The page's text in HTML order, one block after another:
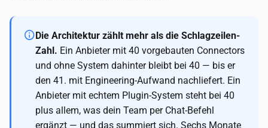
Die Architektur zählt mehr als die Schlagzeilen-
Zahl. Ein Anbieter mit 40 vorgebauten Connectors
und ohne System dahinter bleibt bei 40 — bis er
den 41. mit Engineering-Aufwand nachliefert. Ein
Anbieter mit echtem Plugin-System steht bei 40
plus allem, was dein Team per Chat-Befehl
ergänzt — und das summiert sich. Sechs Monate